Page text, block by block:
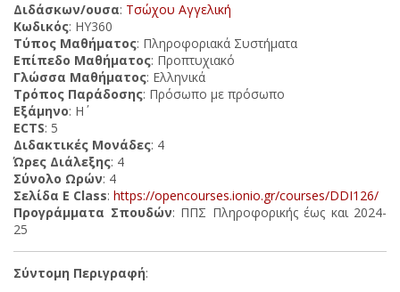
Διδάσκων/ουσα: Τσώχου Αγγελική
Κωδικός: ΗΥ360
Τύπος Μαθήματος: Πληροφοριακά Συστήματα
Επίπεδο Μαθήματος: Προπτυχιακό
Γλώσσα Μαθήματος: Ελληνικά
Τρόπος Παράδοσης: Πρόσωπο με πρόσωπο
Εξάμηνο: Η΄
ECTS: 5
Διδακτικές Μονάδες: 4
Ώρες Διάλεξης: 4
Σύνολο Ωρών: 4
Σελίδα E Class: https://opencourses.ionio.gr/courses/DDI126/
Προγράμματα Σπουδών: ΠΠΣ Πληροφορικής έως και 2024-
25
Σύντομη Περιγραφή: